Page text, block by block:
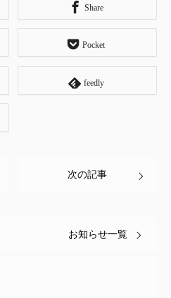
Share
Pocket
feedly
次の記事
お知らせ一覧